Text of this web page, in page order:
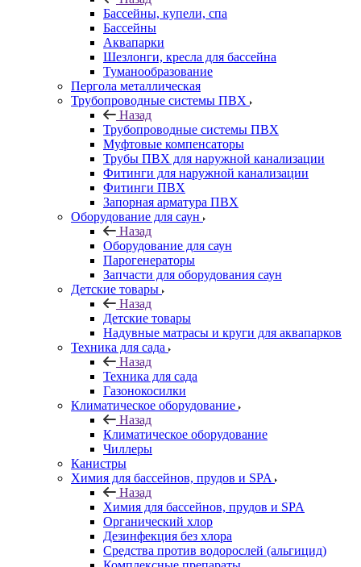
Бассейны, купели, спа
Бассейны
Аквапарки
Шезлонги, кресла для бассейна
Туманообразование
Пергола металлическая
Трубопроводные системы ПВХ
Назад
Трубопроводные системы ПВХ
Муфтовые компенсаторы
Трубы ПВХ для наружной канализации
Фитинги для наружной канализации
Фитинги ПВХ
Запорная арматура ПВХ
Оборудование для саун
Назад
Оборудование для саун
Парогенераторы
Запчасти для оборудования саун
Детские товары
Назад
Детские товары
Надувные матрасы и круги для аквапарков
Техника для сада
Назад
Техника для сада
Газонокосилки
Климатическое оборудование
Назад
Климатическое оборудование
Чиллеры
Канистры
Химия для бассейнов, прудов и SPA
Назад
Химия для бассейнов, прудов и SPA
Органический хлор
Дезинфекция без хлора
Средства против водорослей (альгицид)